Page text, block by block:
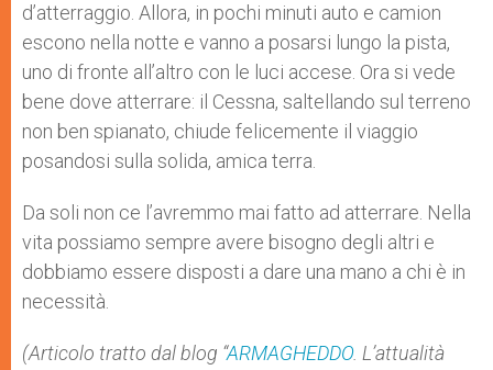
d’atterraggio. Allora, in pochi minuti auto e camion
escono nella notte e vanno a posarsi lungo la pista,
uno di fronte all’altro con le luci accese. Ora si vede
bene dove atterrare: il Cessna, saltellando sul terreno
non ben spianato, chiude felicemente il viaggio
posandosi sulla solida, amica terra.
Da soli non ce l’avremmo mai fatto ad atterrare. Nella
vita possiamo sempre avere bisogno degli altri e
dobbiamo essere disposti a dare una mano a chi è in
necessità.
(Articolo tratto dal blog “ARMAGHEDDO. L’attualità